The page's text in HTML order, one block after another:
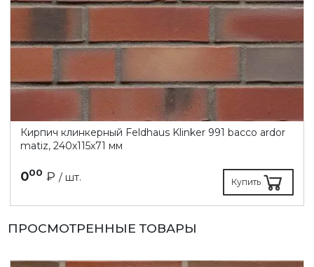
Кирпич клинкерный Feldhaus Klinker 991 bacco ardor
matiz, 240х115х71 мм
000 ₽ / шт. Купить
ПРОСМОТРЕННЫЕ ТОВАРЫ